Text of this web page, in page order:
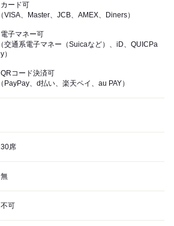
カード可
（VISA、Master、JCB、AMEX、Diners）
電子マネー可
（交通系電子マネー（Suicaなど）、iD、QUICPa
y）
QRコード決済可
（PayPay、d払い、楽天ペイ、au PAY）
30席
無
不可